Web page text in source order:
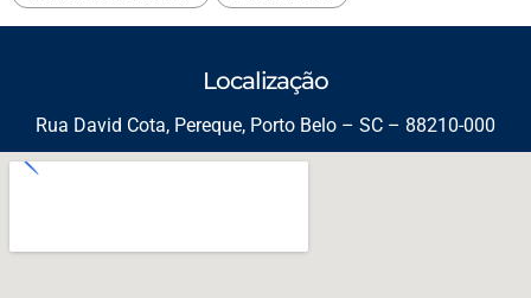
Localização
Rua David Cota, Pereque, Porto Belo – SC – 88210-000